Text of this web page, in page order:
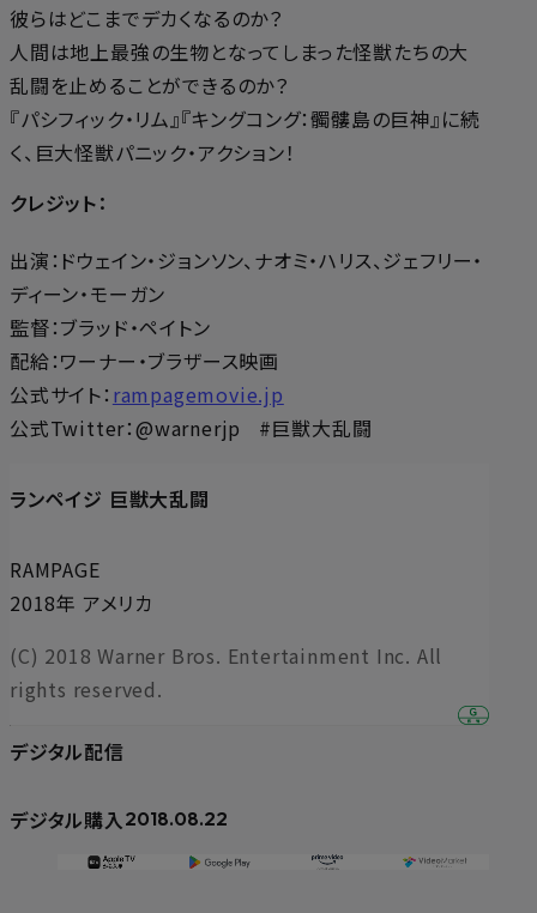
彼らはどこまでデカくなるのか？
人間は地上最強の生物となってしまった怪獣たちの大
乱闘を止めることができるのか？
『パシフィック・リム』『キングコング：髑髏島の巨神』に続
く、巨大怪獣パニック・アクション！
クレジット：
出演：ドウェイン・ジョンソン、ナオミ・ハリス、ジェフリー・
ディーン・モーガン
監督：ブラッド・ペイトン
配給：ワーナー・ブラザース映画
公式サイト： rampagemovie.jp
公式Twitter：@warnerjp #巨獣大乱闘
ランペイジ 巨獣大乱闘
RAMPAGE
2018年 アメリカ
(C) 2018 Warner Bros. Entertainment Inc. All
rights reserved.
デジタル配信
デジタル購入2018.08.22